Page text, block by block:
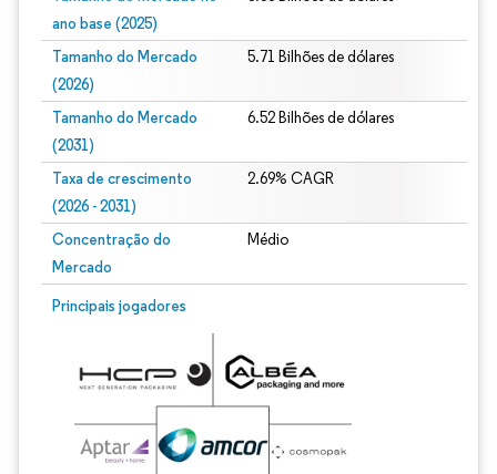
ano base (2025)
Tamanho do Mercado
(2026)
5.71 Bilhões de dólares
Tamanho do Mercado
(2031)
6.52 Bilhões de dólares
Taxa de crescimento
(2026 - 2031)
2.69% CAGR
Concentração do
Mercado
Médio
Principais jogadores
Imagem © Mordor Intelligence. O reuso requer atribuição conforme CC BY 4.0.